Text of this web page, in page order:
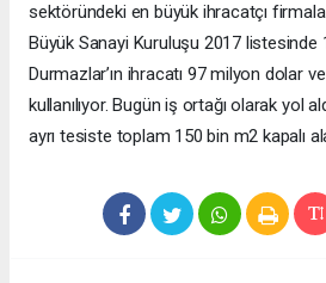
sektöründeki en büyük ihracatçı
Büyük Sanayi Kuruluşu 2017 listesinde
Durmazlar’ın ihracatı 97 milyon dolar
kullanılıyor. Bugün iş ortağı olarak yol
ayrı tesiste toplam 150 bin m2 kapalı